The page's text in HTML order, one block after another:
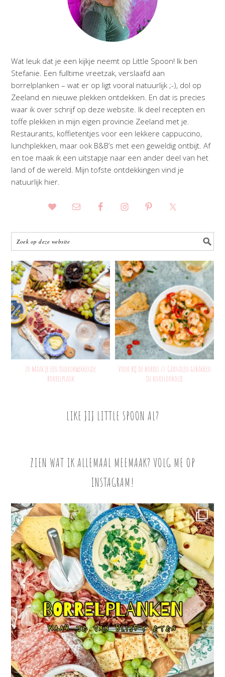
Wat leuk dat je een kijkje neemt op Little Spoon! Ik ben
Stefanie. Een fulltime vreetzak, verslaafd aan
borrelplanken – wat er op ligt vooral natuurlijk ;-), dol op
Zeeland en nieuwe plekken ontdekken. En dat is precies
waar ik over schrijf op deze website. Ik deel recepten en
toffe plekken in mijn eigen provincie Zeeland met je.
Restaurants, koffietentjes voor een lekkere cappuccino,
lunchplekken, maar ook B&B’s met een geweldig ontbijt. Af
en toe maak ik een uitstapje naar een ander deel van het
land of de wereld. Mijn tofste ontdekkingen vind je
natuurlijk hier.
Zo maak je een indrukwekkende
borrelplank
Voor bij de borrel // Garnalen gebakken
in knoflookolie
LIKE JIJ LITTLE SPOON AL?
ZIEN WAT IK ALLEMAAL MEEMAAK? VOLG ME OP
INSTAGRAM!